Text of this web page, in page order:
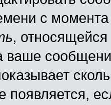
с
,
ваше
появляется,